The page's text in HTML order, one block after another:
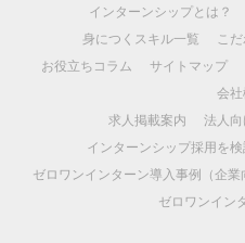
インターンシップとは？
身につくスキル一覧
こ
お役立ちコラム
サイトマップ
会社
求人掲載案内
法人
インターンシップ採用を
ゼロワンインターン導入事例（企業
ゼロワンイン